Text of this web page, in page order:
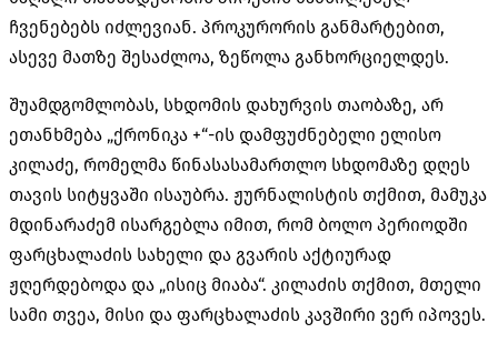
ჩვენებებს იძლევიან. პროკურორის განმარტებით,
ასევე მათზე შესაძლოა, ზეწოლა განხორციელდეს.
შუამდგომლობას, სხდომის დახურვის თაობაზე, არ
ეთანხმება „ქრონიკა +“-ის დამფუძნებელი ელისო
კილაძე, რომელმა წინასასამართლო სხდომაზე დღეს
თავის სიტყვაში ისაუბრა. ჟურნალისტის თქმით, მამუკა
მდინარაძემ ისარგებლა იმით, რომ ბოლო პერიოდში
ფარცხალაძის სახელი და გვარის აქტიურად
ჟღერდებოდა და „ისიც მიაბა“. კილაძის თქმით, მთელი
სამი თვეა, მისი და ფარცხალაძის კავშირი ვერ იპოვეს.